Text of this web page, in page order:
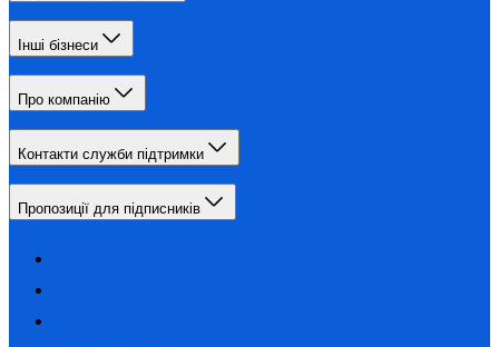
Інші бізнеси
Про компанію
Контакти служби підтримки
Пропозиції для підписників